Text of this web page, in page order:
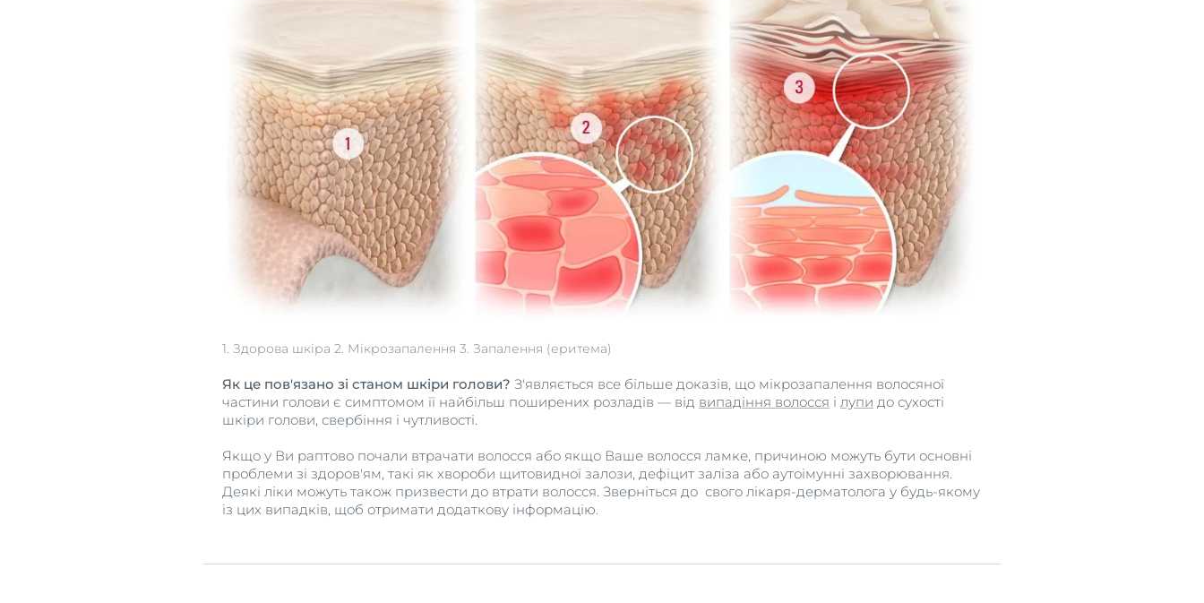
1. Здорова шкіра 2. Мікрозапалення 3. Запалення (еритема)
Як це пов'язано зі станом шкіри голови? З'являється все більше доказів, що мікрозапалення волосяної
частини голови є симптомом її найбільш поширених розладів — від випадіння волосся і лупи до сухості
шкіри голови, свербіння і чутливості.
Якщо у Ви раптово почали втрачати волосся або якщо Ваше волосся ламке, причиною можуть бути основні
проблеми зі здоров'ям, такі як хвороби щитовидної залози, дефіцит заліза або аутоімунні захворювання.
Деякі ліки можуть також призвести до втрати волосся. Зверніться до свого лікаря-дерматолога у будь-якому
із цих випадків, щоб отримати додаткову інформацію.